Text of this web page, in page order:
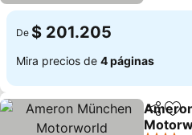
De $ 201.205
Mira precios de 4 páginas